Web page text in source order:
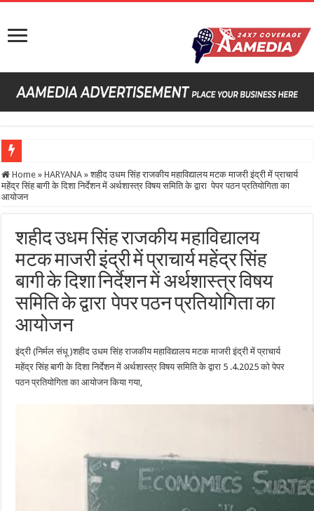
Home » HARYANA » शहीद उधम सिंह राजकीय महाविद्यालय मटक माजरी इंद्री में प्राचार्य
महेंद्र सिंह बागी के दिशा निर्देशन में अर्थशास्त्र विषय समिति के द्वारा पेपर पठन प्रतियोगिता का
आयोजन
शहीद उधम सिंह राजकीय महाविद्यालय
मटक माजरी इंद्री में प्राचार्य महेंद्र सिंह
बागी के दिशा निर्देशन में अर्थशास्त्र विषय
समिति के द्वारा पेपर पठन प्रतियोगिता का
आयोजन
इंद्री (निर्मल संधू )शहीद उधम सिंह राजकीय महाविद्यालय मटक माजरी इंद्री में प्राचार्य
महेंद्र सिंह बागी के दिशा निर्देशन में अर्थशास्त्र विषय समिति के द्वारा 5 .4.2025 को पेपर
पठन प्रतियोगिता का आयोजन किया गया,